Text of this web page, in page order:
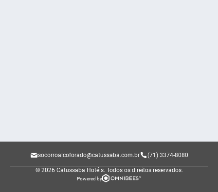
socorroalcoforado@catussaba.com.br (71) 3374-8080
© 2026 Catussaba Hotéis. Todos os direitos reservados.
Powered by